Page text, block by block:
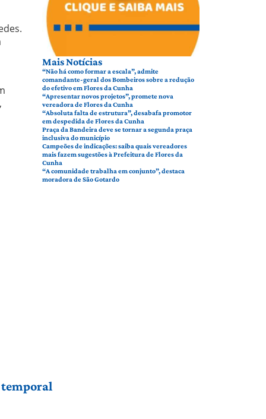
Mais Notícias
“Não há como formar a escala”, admite
comandante-geral dos Bombeiros sobre a redução
do efetivo em Flores da Cunha
“Apresentar novos projetos”, promete nova
vereadora de Flores da Cunha
“Absoluta falta de estrutura”, desabafa promotor
em despedida de Flores da Cunha
Praça da Bandeira deve se tornar a segunda praça
inclusiva do município
Campeões de indicações: saiba quais vereadores
mais fazem sugestões à Prefeitura de Flores da
Cunha
“A comunidade trabalha em conjunto”, destaca
moradora de São Gotardo
temporal